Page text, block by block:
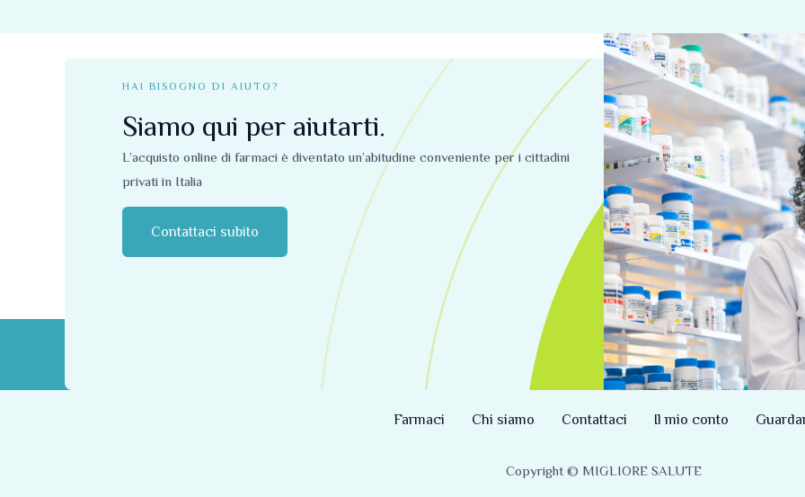
HAI BISOGNO DI AIUTO?
Siamo qui per aiutarti.
L’acquisto online di farmaci è diventato un’abitudine conveniente per i cittadini
privati ​​in Italia
Contattaci subito
Farmaci Chi siamo Contattaci Il mio conto
Copyright © MIGLIORE SALUTE